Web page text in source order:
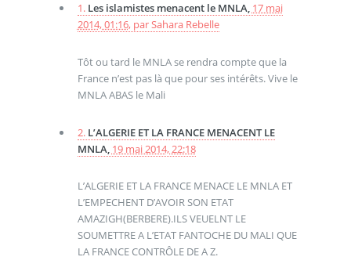
1. Les islamistes menacent le MNLA, 17 mai
2014, 01:16, parSahara Rebelle
Tôt ou tard le MNLA se rendra compte que la
France n’est pas là que pour ses intérêts. Vive le
MNLA ABAS le Mali
2. L’ALGERIE ET LA FRANCE MENACENT LE
MNLA, 19 mai 2014, 22:18
L’ALGERIE ET LA FRANCE MENACE LE MNLA ET
L’EMPECHENT D’AVOIR SON ETAT
AMAZIGH(BERBERE).ILS VEUELNT LE
SOUMETTRE A L’ETAT FANTOCHE DU MALI QUE
LA FRANCE CONTRÔLE DE A Z.